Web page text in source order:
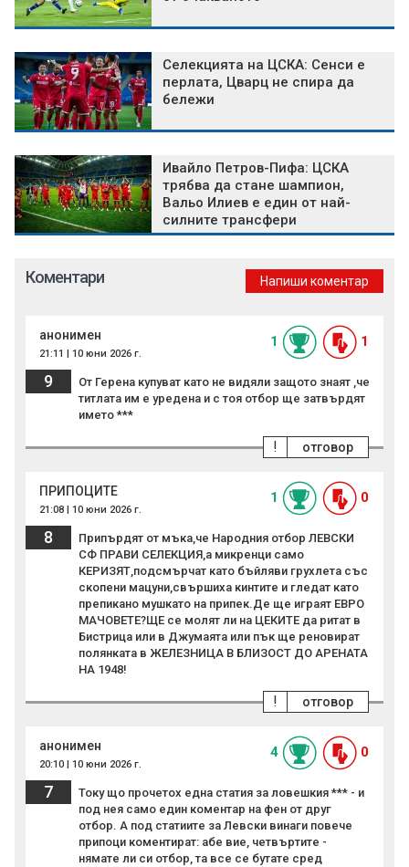
Селекцията на ЦСКА: Сенси е
перлата, Цварц не спира да
бележи
Ивайло Петров-Пифа: ЦСКА
трябва да стане шампион,
Вальо Илиев е един от най-
силните трансфери
Коментари Напиши коментар
анонимен
21:11 | 10 юни 2026 г.
1 1
9
От Герена купуват като не видяли защото знаят ,че
титлата им е уредена и с тоя отбор ще затвърдят
името ***
отговор
!
ПРИПОЦИТЕ
21:08 | 10 юни 2026 г.
1 0
8
Припърдят от мъка,че Народния отбор ЛЕВСКИ
СФ ПРАВИ СЕЛЕКЦИЯ,а микренци само
КЕРИЗЯТ,подсмърчат като бъйляви грухлета със
скопени мацуни,свършиха кинтите и гледат като
препикано мушкато на припек.Де ще играят ЕВРО
МАЧОВЕТЕ?ЩЕ се молят ли на ЦЕКИТЕ да ритат в
Бистрица или в Джумаята или пък ще реновират
полянката в ЖЕЛЕЗНИЦА В БЛИЗОСТ ДО АРЕНАТА
НА 1948!
отговор
!
анонимен
20:10 | 10 юни 2026 г.
4 0
7
Току що прочетох една статия за ловешкия *** - и
под нея само един коментар на фен от друг
отбор. А под статиите за Левски винаги повече
припоци коментират: абе вие, четвъртите -
нямате ли си отбор, та все се бутате сред